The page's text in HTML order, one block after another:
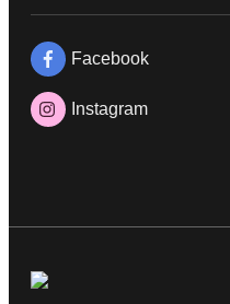
Facebook
Instagram